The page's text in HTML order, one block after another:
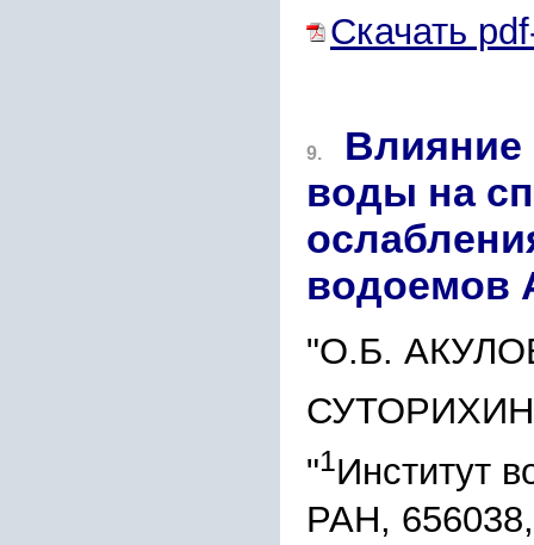
Скачать
9.
Влияние
воды на
водоемов
"О.Б.
СУТОРИХИН
"1Институт
РАН,